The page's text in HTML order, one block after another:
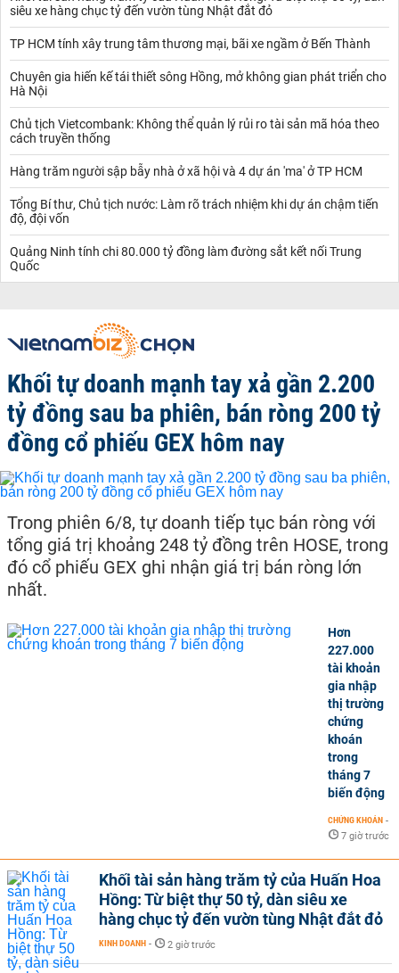
siêu xe hàng chục tỷ đến vườn tùng Nhật đắt đỏ
TP HCM tính xây trung tâm thương mại, bãi xe ngầm ở Bến Thành
Chuyên gia hiến kế tái thiết sông Hồng, mở không gian phát triển cho
Hà Nội
Chủ tịch Vietcombank: Không thể quản lý rủi ro tài sản mã hóa theo
cách truyền thống
Hàng trăm người sập bẫy nhà ở xã hội và 4 dự án 'ma' ở TP HCM
Tổng Bí thư, Chủ tịch nước: Làm rõ trách nhiệm khi dự án chậm tiến
độ, đội vốn
Quảng Ninh tính chi 80.000 tỷ đồng làm đường sắt kết nối Trung
Quốc
Khối tự doanh mạnh tay xả gần 2.200
tỷ đồng sau ba phiên, bán ròng 200 tỷ
đồng cổ phiếu GEX hôm nay
Trong phiên 6/8, tự doanh tiếp tục bán ròng với
tổng giá trị khoảng 248 tỷ đồng trên HOSE, trong
đó cổ phiếu GEX ghi nhận giá trị bán ròng lớn
nhất.
Hơn
227.000
tài khoản
gia nhập
thị trường
chứng
khoán
trong
tháng 7
biến động
CHỨNG KHOÁN -
7 giờ trước
Khối tài sản hàng trăm tỷ của Huấn Hoa
Hồng: Từ biệt thự 50 tỷ, dàn siêu xe
hàng chục tỷ đến vườn tùng Nhật đắt đỏ
KINH DOANH - 2 giờ trước